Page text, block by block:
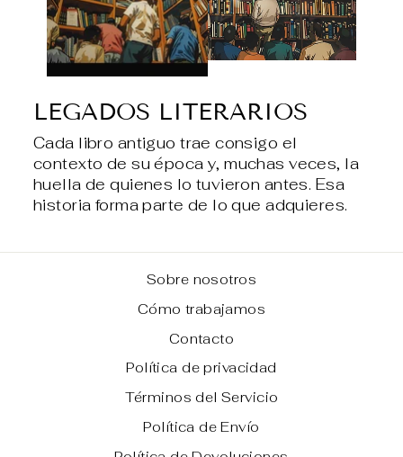
LEGADOS LITERARIOS
Cada libro antiguo trae consigo el
contexto de su época y, muchas veces, la
huella de quienes lo tuvieron antes. Esa
historia forma parte de lo que adquieres.
Sobre nosotros
Cómo trabajamos
Contacto
Política de privacidad
Términos del Servicio
Política de Envío